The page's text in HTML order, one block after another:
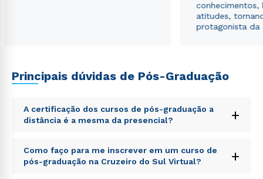
conhecimentos,
atitudes,
protagonista da
Principais dúvidas de Pós-Graduação
A certificação dos cursos de pós-graduação a
distância é a mesma da presencial?
+
Sed ut perspiciatis unde omnis iste natus error sit
voluptatem accusantium doloremque laudantium,
totam rem aperiam, eaque ipsa quae ab illo inventore
Como faço para me inscrever em um curso de
pós-graduação na Cruzeiro do Sul Virtual?
+